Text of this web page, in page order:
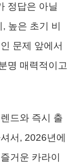
정답은 아닐
높은 초기 비
문제 앞에서
명 매력적이고
드와 즉시 출
서, 2026년에
거운 카라이